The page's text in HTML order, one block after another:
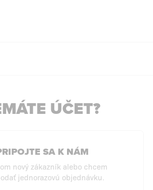
ÚČET?
SA K NÁM
nový zákazník alebo chcem
jednorazovú objednávku.